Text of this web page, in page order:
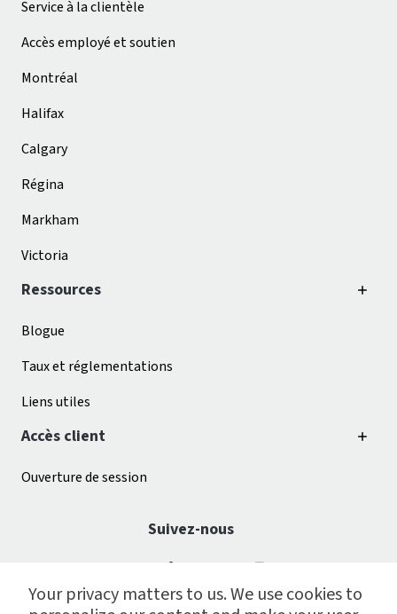
Your privacy matters to us. We use cookies to
Service à la clientèle
Accès employé et soutien
Montréal
Halifax
Calgary
Régina
Markham
Victoria
Ressources
Blogue
Taux et réglementations
Liens utiles
Accès client
Ouverture de session
Suivez-nous